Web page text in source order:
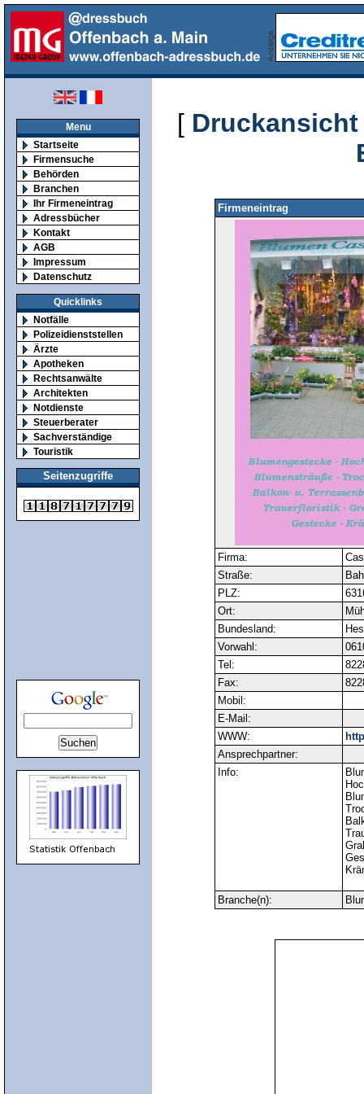
Menu
Startseite
Firmensuche
Behörden
Branchen
Ihr Firmeneintrag
Adressbücher
Kontakt
AGB
Impressum
Datenschutz
Quicklinks
Notfälle
Polizeidienststellen
Ärzte
Apotheken
Rechtsanwälte
Architekten
Notdienste
Steuerberater
Sachverständige
Touristik
Seitenzugriffe
[ Druckansicht
Firmeneintrag
Firma:
Straße:
PLZ:
Ort:
Bundesland:
Vorwahl:
Tel:
Fax:
Mobil:
E-Mail:
WWW:
Ansprechpartner:
Info:
Branche(n):